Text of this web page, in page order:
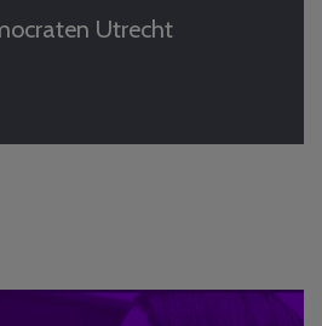
Utrecht